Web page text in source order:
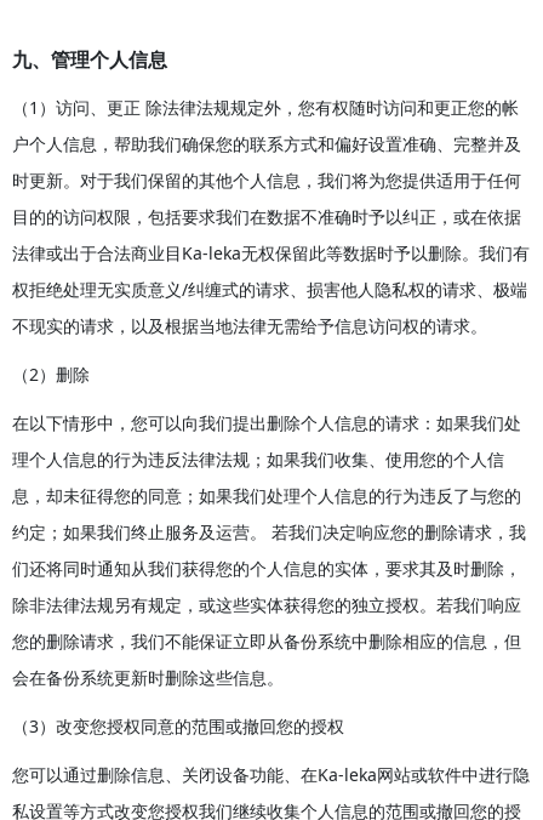
九、管理个人信息
（1）访问、更正 除法律法规规定外，您有权随时访问和更正您的帐
户个人信息，帮助我们确保您的联系方式和偏好设置准确、完整并及
时更新。对于我们保留的其他个人信息，我们将为您提供适用于任何
目的的访问权限，包括要求我们在数据不准确时予以纠正，或在依据
法律或出于合法商业目Ka-leka无权保留此等数据时予以删除。我们有
权拒绝处理无实质意义/纠缠式的请求、损害他人隐私权的请求、极端
不现实的请求，以及根据当地法律无需给予信息访问权的请求。
（2）删除
在以下情形中，您可以向我们提出删除个人信息的请求：如果我们处
理个人信息的行为违反法律法规；如果我们收集、使用您的个人信
息，却未征得您的同意；如果我们处理个人信息的行为违反了与您的
约定；如果我们终止服务及运营。 若我们决定响应您的删除请求，我
们还将同时通知从我们获得您的个人信息的实体，要求其及时删除，
除非法律法规另有规定，或这些实体获得您的独立授权。若我们响应
您的删除请求，我们不能保证立即从备份系统中删除相应的信息，但
会在备份系统更新时删除这些信息。
（3）改变您授权同意的范围或撤回您的授权
您可以通过删除信息、关闭设备功能、在Ka-leka网站或软件中进行隐
私设置等方式改变您授权我们继续收集个人信息的范围或撤回您的授